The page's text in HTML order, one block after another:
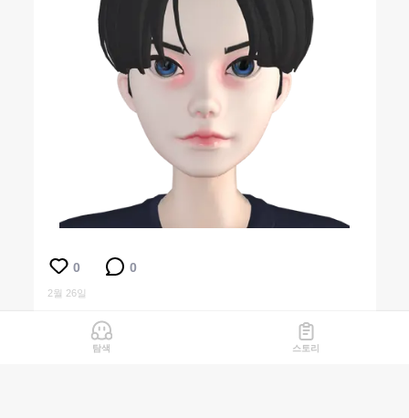
탐색 스토리
0 0
2월 26일